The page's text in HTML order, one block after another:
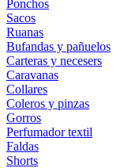
Ponchos
Sacos
Ruanas
Bufandas y pañuelos
Carteras y necesers
Caravanas
Collares
Coleros y pinzas
Gorros
Perfumador textil
Faldas
Shorts